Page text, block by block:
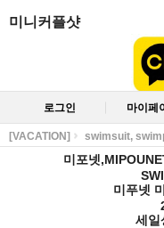
미니커플샷
로그인 마이페
[VACATION] swimsuit,
미포넷
미푸넷
세일